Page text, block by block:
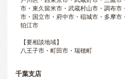
市・東久留米市・武蔵村山市・調布
市・国立市・府中市・稲城市・多摩市
狛江市
【要相談地域】
八王子市・町田市・瑞穂町
千葉支店